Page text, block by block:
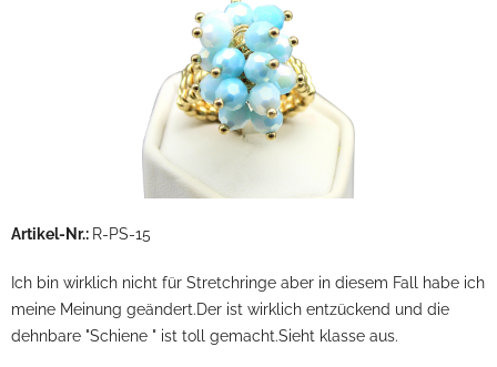
Artikel-Nr.: R-PS-15
Ich bin wirklich nicht für Stretchringe aber in diesem Fall habe ich
meine Meinung geändert.Der ist wirklich entzückend und die
dehnbare "Schiene " ist toll gemacht.Sieht klasse aus.